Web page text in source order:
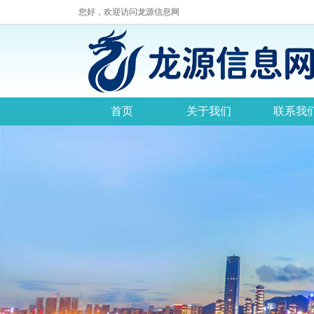
您好，欢迎访问龙源信息网
首页 关于我们 联系我